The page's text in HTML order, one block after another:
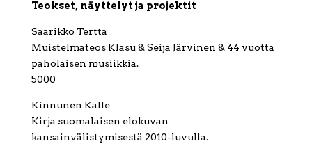
Teokset, näyttelyt ja projektit
Saarikko Tertta
Muistelmateos Klasu & Seija Järvinen & 44 vuotta
paholaisen musiikkia.
5000
Kinnunen Kalle
Kirja suomalaisen elokuvan
kansainvälistymisestä 2010-luvulla.